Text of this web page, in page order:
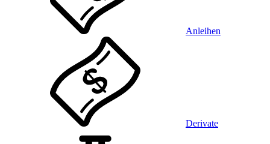
Anleihen
Derivate